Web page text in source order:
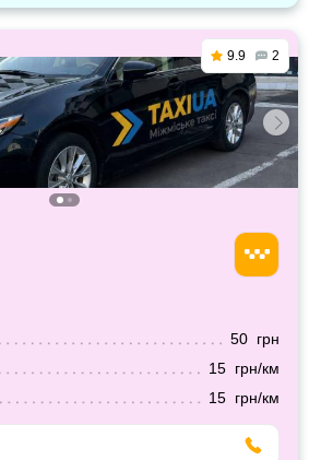
9.9 2
50 грн
15 грн/км
15 грн/км